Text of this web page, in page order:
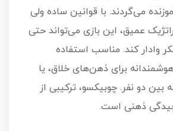
می‌گردند. با قوانین ساده ولی
عمیق، این بازی می‌تواند حتی
وادار کند. مناسب استفاده
برای ذهن‌های خلاق، یا
بین دو نفر. چوبیکسو، ترکیبی از
ذهنی است.